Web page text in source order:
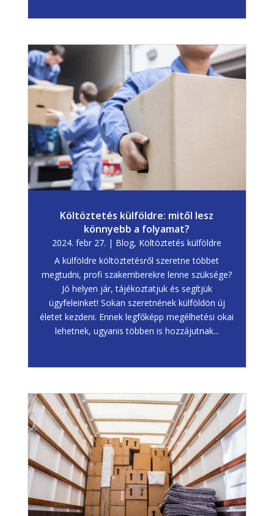
Költöztetés külföldre: mitől lesz
könnyebb a folyamat?
2024. febr 27. | Blog, Költöztetés külföldre
A külföldre költöztetésről szeretne többet
megtudni, profi szakemberekre lenne szüksége?
Jó helyen jár, tájékoztatjuk és segítjük
ügyfeleinket! Sokan szeretnének külföldön új
életet kezdeni. Ennek legfőképp megélhetési okai
lehetnek, ugyanis többen is hozzájutnak...